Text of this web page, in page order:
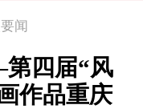
闻
四届“风
作品重庆